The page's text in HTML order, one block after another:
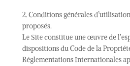
2. Conditions générales
proposés.
Le Site constitue une œuvre de
dispositions du Code de la
Réglementations Internationales